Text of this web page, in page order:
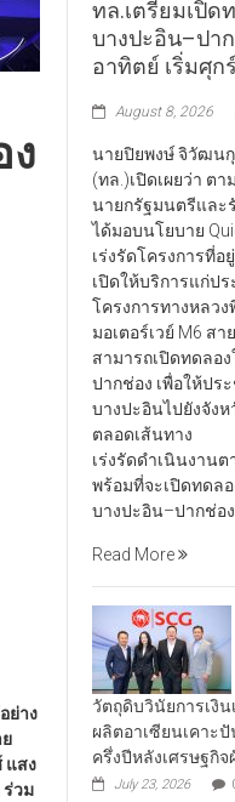
ย่าง
แสง
ร่วม
ทล.เตรียมเปิด
บางปะอิน–ปา
อาทิตย์ เริ่มศุก
August 8, 2026
นายปิยพงษ์ จิวัฒน
(ทล.)เปิดเผยว่า ต
นายกรัฐมนตรีและ
ได้มอบนโยบาย
เร่งรัดโครงการที่อ
เปิดให้บริการแก่ป
โครงการทางหลวง
มอเตอร์เวย์ M6 ส
สามารถเปิดทดลอ
ปากช่อง เพื่อให้ปร
บางปะอินไปยังจัง
ตลอดเส้นทาง ทั้
เร่งรัดดำเนินงาน
พร้อมที่จะเปิดทดลอ
บางปะอิน–ปากช่อ
Read More
วัตถุดิบวินัยการเงิ
ผลิตอาเซียนเคาะ
ครึ่งปีหลังเศรษฐกิ
July 23, 2026